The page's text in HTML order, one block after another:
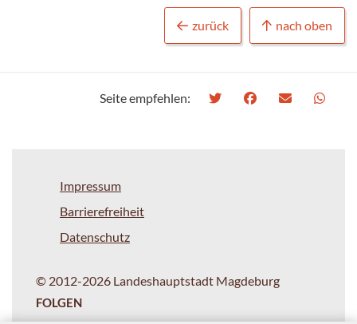
zurück nach oben
Seite empfehlen:
Impressum
Barrierefreiheit
Datenschutz
© 2012-2026 Landeshauptstadt Magdeburg
FOLGEN